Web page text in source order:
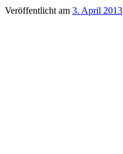
Veröffentlicht am 3. April 2013